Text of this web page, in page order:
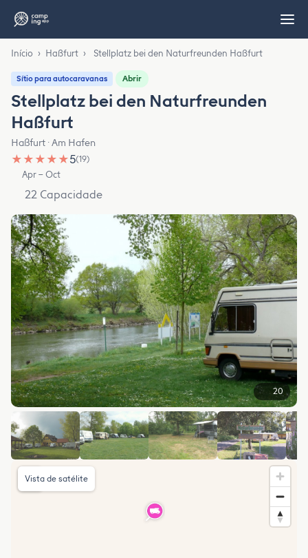
Início › Haßfurt › Stellplatz bei den Naturfreunden Haßfurt
Sítio para autocaravanas Abrir
Stellplatz bei den Naturfreunden
Haßfurt
Haßfurt · Am Hafen
★ ★ ★ ★ ★5(19)
Apr – Oct
22 Capacidade
20
Vista de satélite